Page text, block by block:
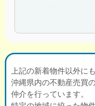
上記の新着物件以外にも
沖縄県内の不動産売買
仲介を行っています。